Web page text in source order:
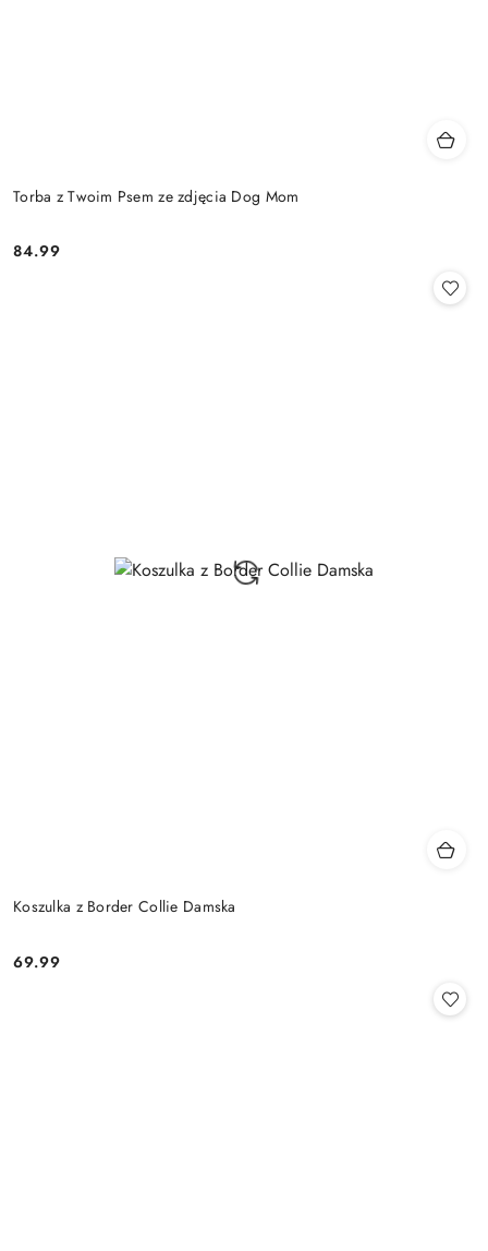
Torba z Twoim Psem ze zdjęcia Dog Mom
Cena:
84.99
Koszulka z Border Collie Damska
Cena:
69.99